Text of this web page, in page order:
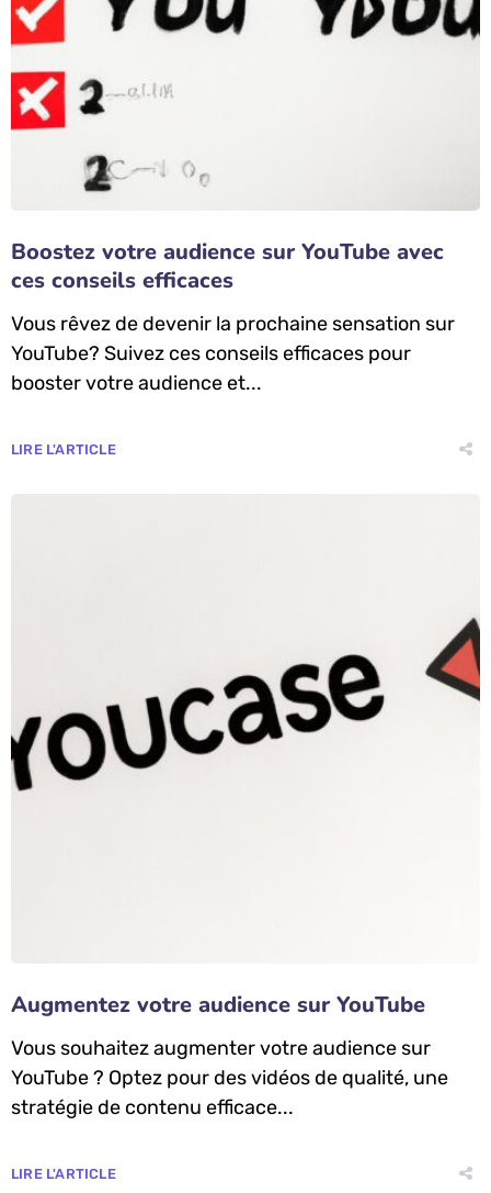
Boostez votre audience sur YouTube avec
ces conseils efficaces
Vous rêvez de devenir la prochaine sensation sur
YouTube? Suivez ces conseils efficaces pour
booster votre audience et...
LIRE L'ARTICLE
Augmentez votre audience sur YouTube
Vous souhaitez augmenter votre audience sur
YouTube ? Optez pour des vidéos de qualité, une
stratégie de contenu efficace...
LIRE L'ARTICLE